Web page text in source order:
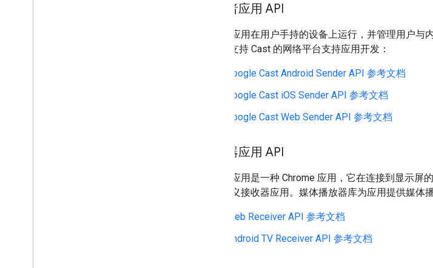
发送者应用 API
发送者应用在用户手持的设备上运行，并管理用户与
iOS 和支持 Cast 的网络平台支持应用开发：
Google Cast Android Sender API 参考文档
Google Cast iOS Sender API 参考文档
Google Cast Web Sender API 参考文档
接收器应用 API
接收者应用是一种 Chrome 应用，它在连接到显示
建自定义接收器应用。媒体播放器库为应用提供媒体
Web Receiver API 参考文档
Android TV Receiver API 参考文档